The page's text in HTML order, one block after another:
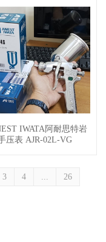
查看详情
IWATA阿耐思特岩
压表 AJR-02L-VG
3 4 ... 26